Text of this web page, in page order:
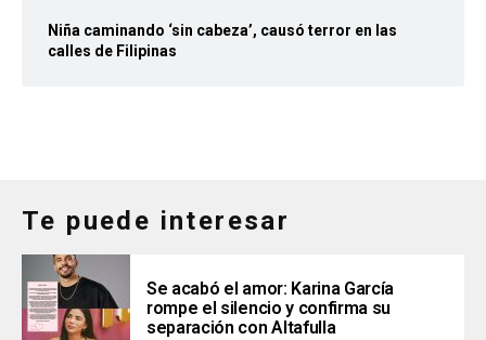
Niña caminando ‘sin cabeza’, causó terror en las
calles de Filipinas
Te puede interesar
Se acabó el amor: Karina García
rompe el silencio y confirma su
separación con Altafulla